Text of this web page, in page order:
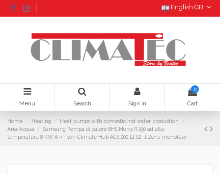
English GB
Menu Search Sign in
0
Cart
Home Heating
Heat pumps with domestic hot water production
Aria-Acqua
Samsung Pompa di calore EHS Mono R 290 ad alta
temperatura 8 KW A+++ con Climate Hub ACS 200 Lt S2- 1 Zona monofase